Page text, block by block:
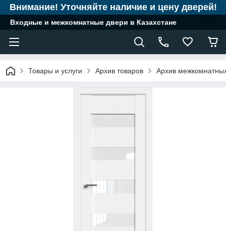
Внимание! Уточняйте наличие и цену дверей!
Входные и межкомнатные двери в Казахстане
Товары и услуги Архив товаров Архив